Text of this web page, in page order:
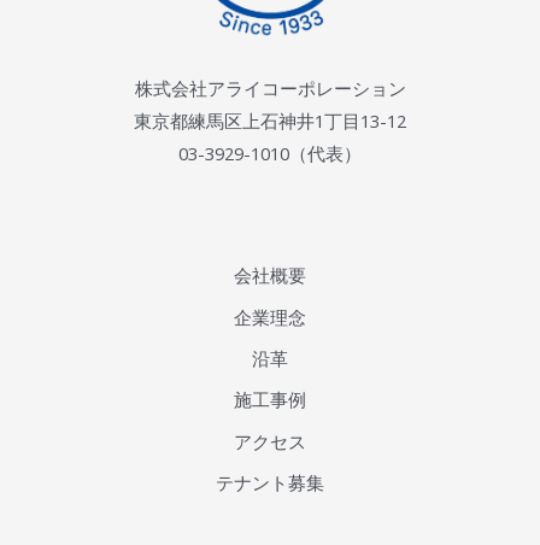
株式会社アライコーポレーション
東京都練馬区上石神井1丁目13-12
03-3929-1010（代表）
会社概要
企業理念
沿革
施工事例
アクセス
テナント募集